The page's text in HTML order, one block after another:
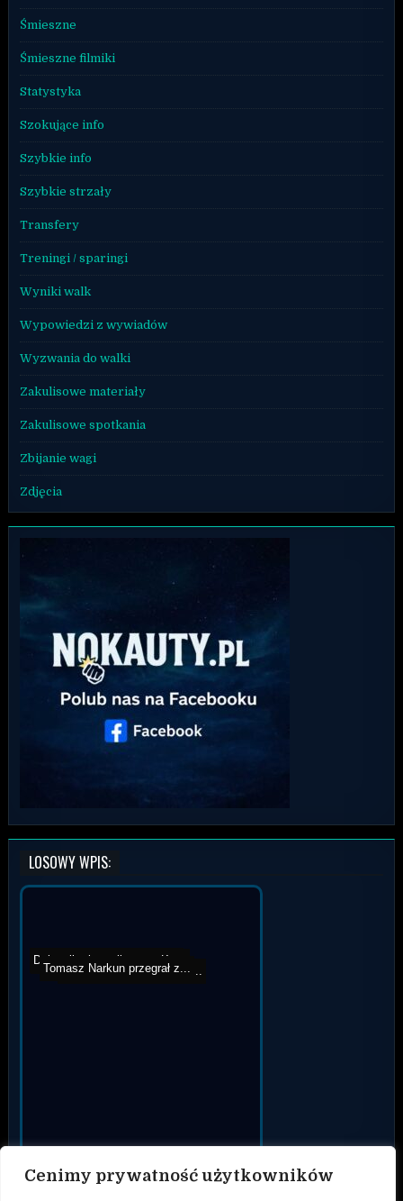
Cenimy prywatność użytkowników
Śmieszne
Śmieszne filmiki
Statystyka
Szokujące info
Szybkie info
Szybkie strzały
Transfery
Treningi / sparingi
Wyniki walk
Wypowiedzi z wywiadów
Wyzwania do walki
Zakulisowe materiały
Zakulisowe spotkania
Zbijanie wagi
Zdjęcia
LOSOWY WPIS:
Szymon Kołecki poddaje S...
Najdłuższa przerwa mied...
Dziennikarka polityczna K...
Tomasz Narkun przegrał z...